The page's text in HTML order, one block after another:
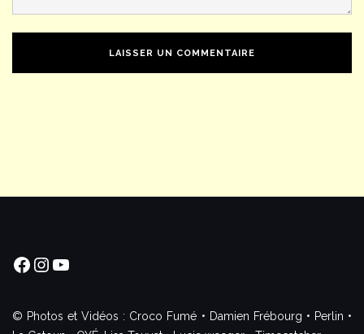
Facebook
Instagram
YouTube
© Photos et Vidéos : Croco Fumé • Damien Frébourg • Perlin •